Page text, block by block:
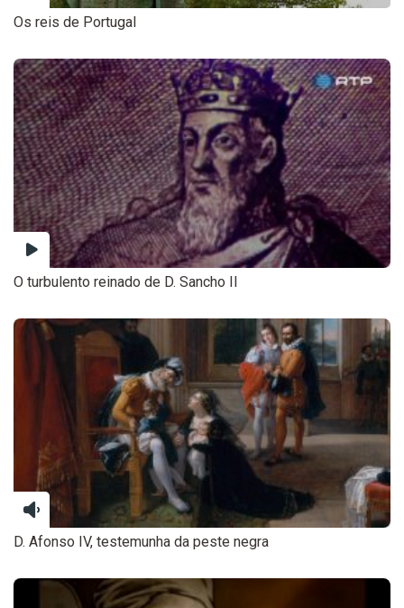
Os reis de Portugal
O turbulento reinado de D. Sancho II
D. Afonso IV, testemunha da peste negra